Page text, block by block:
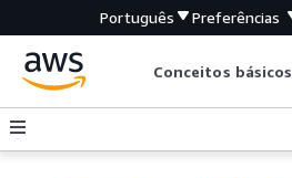
Português Preferências
Conceitos básicos